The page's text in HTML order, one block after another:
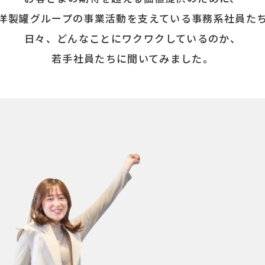
製罐グループの事業活動を支えている事務系社員た
日々、どんなことにワクワクしているのか、
若手社員たちに聞いてみました。